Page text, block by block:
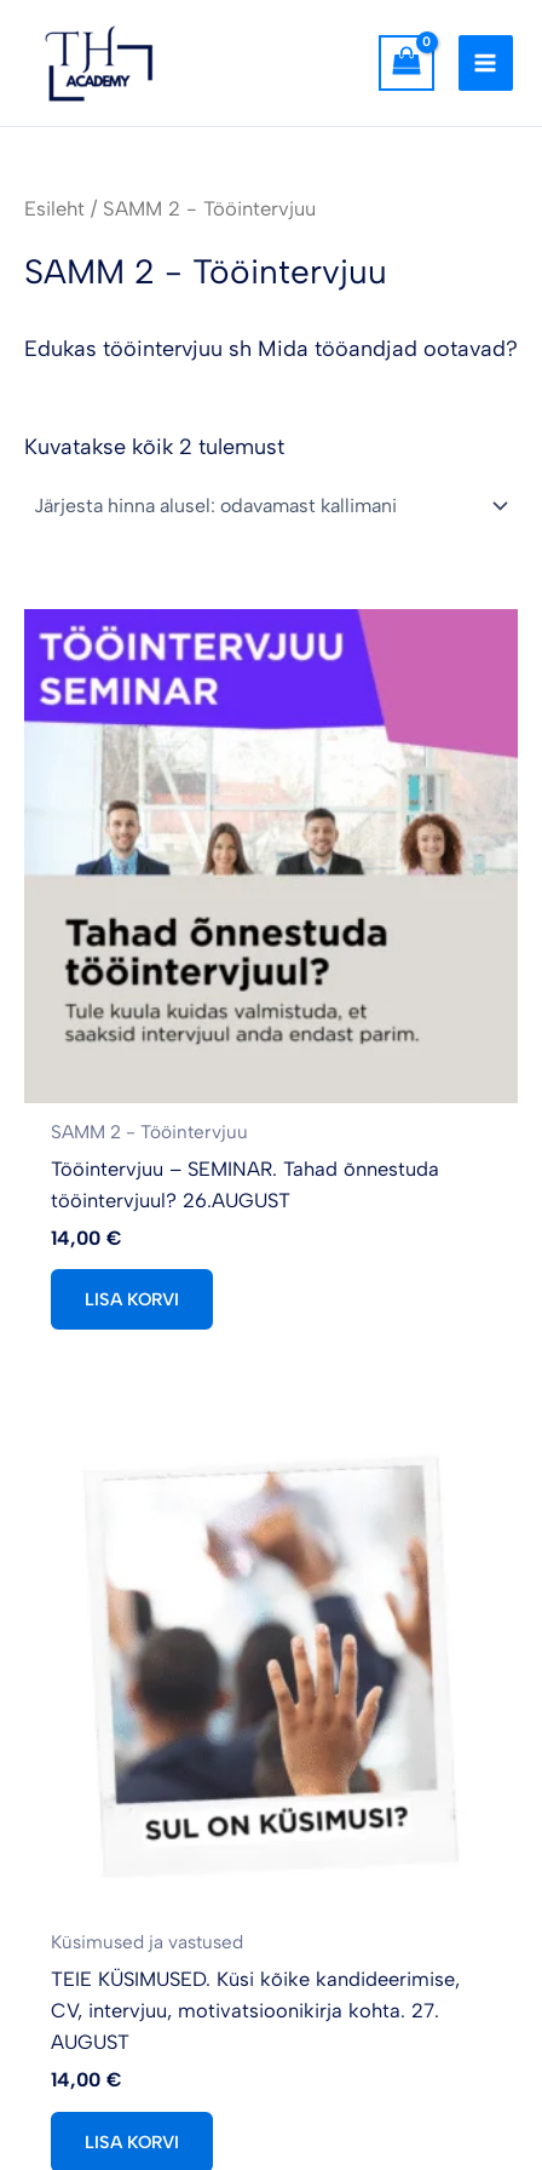
content
Esileht / SAMM 2 - Tööintervjuu
SAMM 2 - Tööintervjuu
Edukas tööintervjuu sh Mida tööandjad ootavad?
Kuvatakse kõik 2 tulemust
SAMM 2 - Tööintervjuu
Tööintervjuu – SEMINAR. Tahad õnnestuda
tööintervjuul? 26.AUGUST
14,00 €
LISA KORVI
Küsimused ja vastused
TEIE KÜSIMUSED. Küsi kõike kandideerimise,
CV, intervjuu, motivatsioonikirja kohta. 27.
AUGUST
14,00 €
LISA KORVI